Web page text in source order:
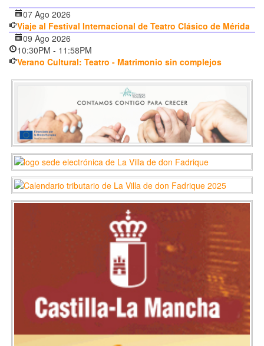
07 Ago 2026
Viaje al Festival Internacional de Teatro Clásico de Mérida
09 Ago 2026
10:30PM - 11:58PM
Verano Cultural: Teatro - Matrimonio sin complejos